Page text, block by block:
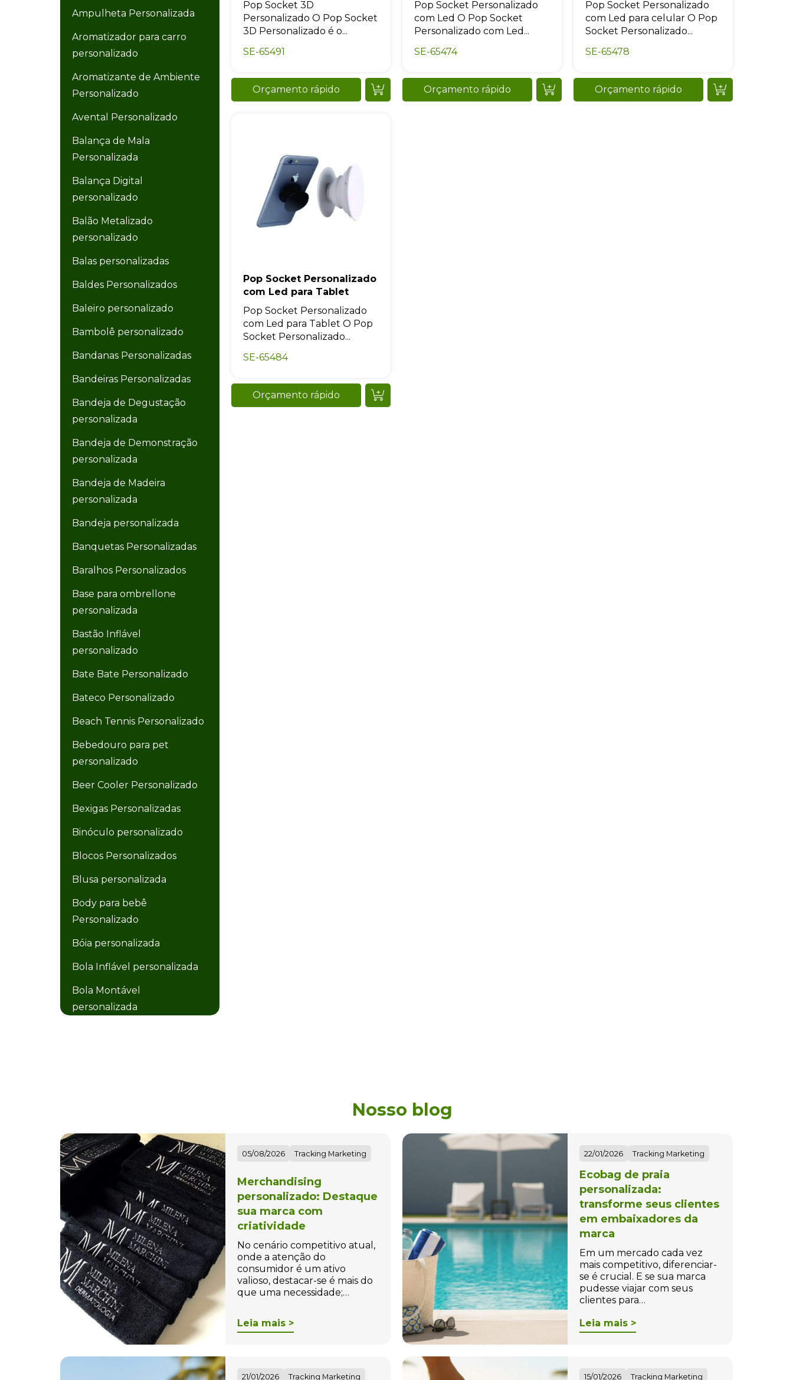
Ampulheta Personalizada
Aromatizador para carro
personalizado
Aromatizante de Ambiente
Personalizado
Avental Personalizado
Balança de Mala
Personalizada
Balança Digital
personalizado
Balão Metalizado
personalizado
Balas personalizadas
Baldes Personalizados
Baleiro personalizado
Bambolê personalizado
Bandanas Personalizadas
Bandeiras Personalizadas
Bandeja de Degustação
personalizada
Bandeja de Demonstração
personalizada
Bandeja de Madeira
personalizada
Bandeja personalizada
Banquetas Personalizadas
Baralhos Personalizados
Base para ombrellone
personalizada
Bastão Inflável
personalizado
Bate Bate Personalizado
Bateco Personalizado
Beach Tennis Personalizado
Bebedouro para pet
personalizado
Beer Cooler Personalizado
Bexigas Personalizadas
Binóculo personalizado
Blocos Personalizados
Blusa personalizada
Body para bebê
Personalizado
Bóia personalizada
Bola Inflável personalizada
Bola Montável
personalizada
Bolha de Sabão
personalizada
Bolinha Beach tennis
Personalizada
Bolinha para Pet
Personalizada
Bolinhas Anti-Stress
Personalizada
Bolsa Térmica Personalizada
Bolsas Personalizadas
Bonés Personalizados
Pop Socket 3D
Personalizado O Pop Socket
3D Personalizado é o...
SE-65491
Orçamento rápido
Pop Socket Personalizado
com Led O Pop Socket
Personalizado com Led...
SE-65474
Orçamento rápido
Pop Socket Personalizado
com Led para celular O Pop
Socket Personalizado...
SE-65478
Orçamento rápido
Pop Socket Personalizado
com Led para Tablet
Pop Socket Personalizado
com Led para Tablet O Pop
Socket Personalizado...
SE-65484
Orçamento rápido
Nosso blog
05/08/2026 Tracking Marketing
Merchandising
personalizado: Destaque
sua marca com
criatividade
No cenário competitivo atual,
onde a atenção do
consumidor é um ativo
valioso, destacar-se é mais do
que uma necessidade;…
Leia mais >
22/01/2026 Tracking Marketing
Ecobag de praia
personalizada:
transforme seus clientes
em embaixadores da
marca
Em um mercado cada vez
mais competitivo, diferenciar-
se é crucial. E se sua marca
pudesse viajar com seus
clientes para…
Leia mais >
21/01/2026 Tracking Marketing 15/01/2026 Tracking Marketing
Sacola Ecológica
online